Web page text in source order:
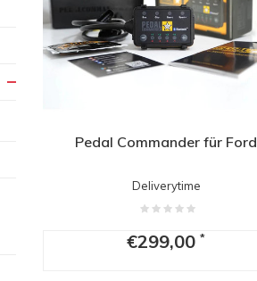
Pedal Commander für Ford
Deliverytime
€299,00*